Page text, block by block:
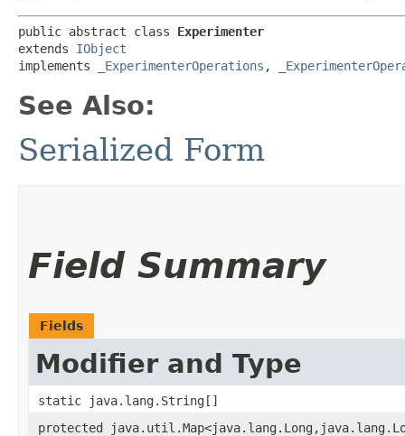
public abstract class Experimenter
extends IObject
implements
_ExperimenterOperations ,
See Also:
Serialized Form
Field Summary
Fields
Modifier and Type
static java.lang.String[]
protected